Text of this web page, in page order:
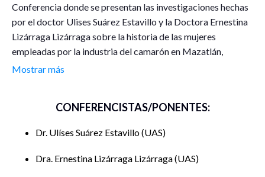
Conferencia donde se presentan las investigaciones hechas
por el doctor Ulises Suárez Estavillo y la Doctora Ernestina
Lizárraga Lizárraga sobre la historia de las mujeres
empleadas por la industria del camarón en Mazatlán,
Sinaloa. Tiene dos abordajes; primero la historia de las
diversas áreas de ciencias sociales, ciencias del mar, así
regional, bajo una perspectiva de género.
Mostrar más
CONFERENCISTAS/PONENTES:
Dr. Ulíses Suárez Estavillo UAS
Dra. Ernestina Lizárraga Lizárraga UAS